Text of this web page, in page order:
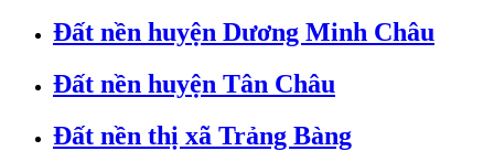
Đất nền huyện Dương Minh Châu
Đất nền huyện Tân Châu
Đất nền thị xã Trảng Bàng